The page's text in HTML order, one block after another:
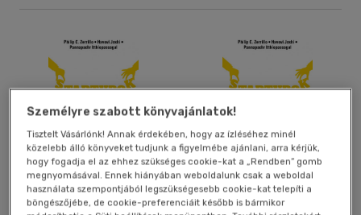
Startupok Thaiföldön Startupok Thaiföldön
Személyre szabott könyvajánlatok!
Tisztelt Vásárlónk! Annak érdekében, hogy az ízléséhez minél
közelebb álló könyveket tudjunk a figyelmébe ajánlani, arra kérjük,
hogy fogadja el az ehhez szükséges cookie-kat a „Rendben” gomb
megnyomásával. Ennek hiányában weboldalunk csak a weboldal
használata szempontjából legszükségesebb cookie-kat telepíti a
böngészőjébe, de cookie-preferenciáit később is bármikor